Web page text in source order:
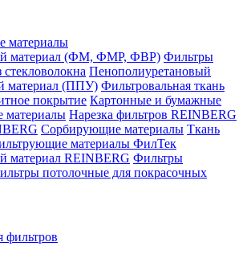
материалы
материал (ФМ, ФМР, ФВР) Фильтры
Пенополиуретановый
материал (ППУ) Фильтровальная ткань
покрытие Картонные и бумажные
материалы Нарезка фильтров REINBERG
Сорбирующие материалы Ткань
материалы ФилТек
материал REINBERG Фильтры
потолочные для покрасочных
фильтров